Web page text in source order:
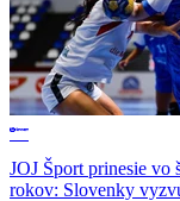
JOJ Šport prinesie
rokov: Slovenky